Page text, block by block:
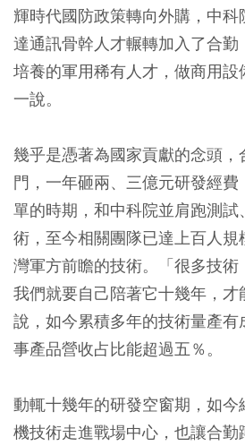
輝時代國防政策轉向外購，中
達通訊骨幹人才輾轉加入了合
培養的軍用稀有人才，做商用
一說。
幾乎是憑著為國家貢獻的念頭
門，一年砸兩、三億元研發經
單的時期，和中科院並肩跑測
術，至今相關團隊已達上百人規
灣軍方前瞻的技術。「很多技術
我們就要自己陪著它十幾年，才
說，如今累積多年的技術量產
事產品營收占比能超過五％。
動輒十幾年的研發空窗期，如今
機技術走進戰場中心，也讓合